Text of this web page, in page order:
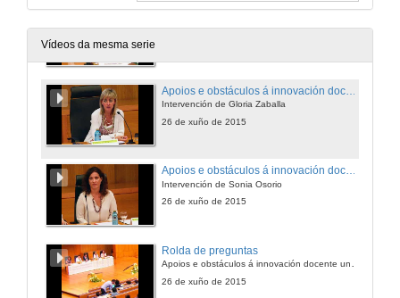
Vídeos da mesma serie
Apoios e obstáculos á innovación docente universitaria
Intervención de Gloria Zaballa
26 de xuño de 2015
Apoios e obstáculos á innovación docente universitaria
Intervención de Sonia Osorio
26 de xuño de 2015
Rolda de preguntas
Apoios e obstáculos á innovación docente universitaria
26 de xuño de 2015